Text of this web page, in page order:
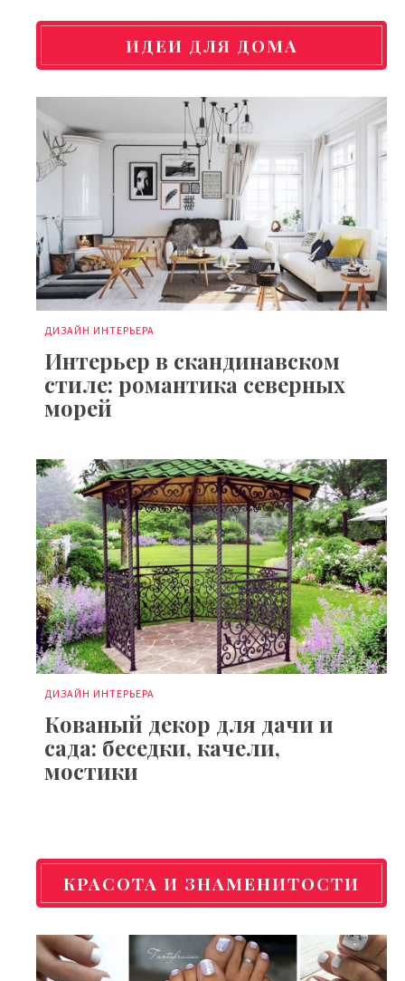
ИДЕИ ДЛЯ ДОМА
ДИЗАЙН ИНТЕРЬЕРА
Интерьер в скандинавском
стиле: романтика северных
морей
ДИЗАЙН ИНТЕРЬЕРА
Кованый декор для дачи и
сада: беседки, качели,
мостики
КРАСОТА И ЗНАМЕНИТОСТИ